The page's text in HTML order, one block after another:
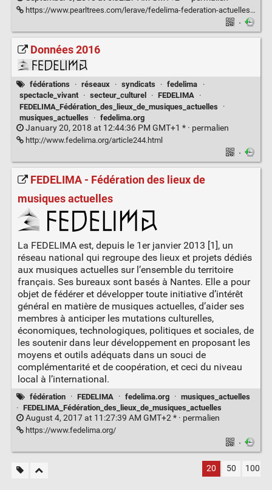
https://www.pearltrees.com/lerave/fedelima-federation-actuelles/id7200317
·
Données 2016
fédérations · réseaux · syndicats · fedelima
·
spectacle_vivant
· secteur_culturel · FEDELIMA ·
FEDELIMA_Fédération_des_lieux_de_musiques_actuelles
·
musiques_actuelles
· fedelima.org
January 20, 2018 at 12:44:36 PM GMT+1 * · permalien
http://www.fedelima.org/article244.html
·
FEDELIMA - Fédération des lieux de
musiques actuelles
La FEDELIMA est, depuis le 1er janvier 2013 [1], un
réseau national qui regroupe des lieux et projets dédiés
aux musiques actuelles sur l’ensemble du territoire
français. Ses bureaux sont basés à Nantes. Elle a pour
objet de fédérer et développer toute initiative d’intérêt
général en matière de musiques actuelles, d’aider ses
membres à anticiper les mutations culturelles,
économiques, technologiques, politiques et sociales, de
les soutenir dans leur développement en proposant les
moyens et outils adéquats dans un souci de
complémentarité et de coopération, et ceci du niveau
local à l’international.
fédération · FEDELIMA · fedelima.org · musiques_actuelles
· FEDELIMA_Fédération_des_lieux_de_musiques_actuelles
August 4, 2017 at 11:27:39 AM GMT+2 * · permalien
https://www.fedelima.org/
·
20 50 100